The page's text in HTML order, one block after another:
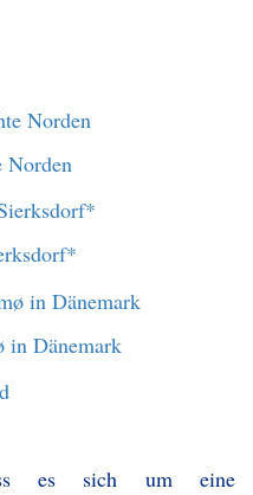
Norden
in Dänemark
es sich um eine